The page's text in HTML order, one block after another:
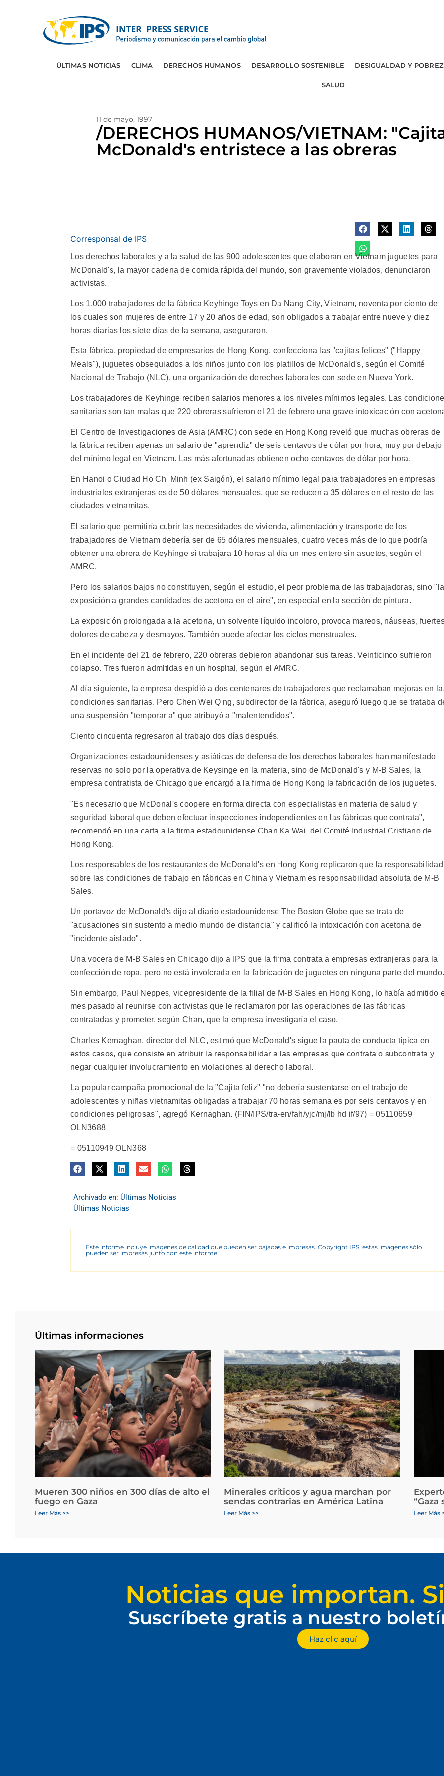
ÚLTIMAS NOTICIAS CLIMA DERECHOS HUMANOS DESARROLLO SOSTENIBLE DESIGUALDAD Y
SALUD
11 de mayo, 1997
/DERECHOS HUMANOS/VIETNAM:
McDonald's entristece a las obreras
Corresponsal de IPS
Los derechos laborales y a la salud de las 900 adolescentes que elaboran en Vietnam juguetes para
McDonald's, la mayor cadena de comida rápida del mundo, son gravemente violados, denunciaron
activistas.
Los 1.000 trabajadores de la fábrica Keyhinge Toys en Da Nang City, Vietnam, noventa por ciento de
los cuales son mujeres de entre 17 y 20 años de edad, son obligados a trabajar entre nueve y diez
horas diarias los siete días de la semana, aseguraron.
Esta fábrica, propiedad de empresarios de Hong Kong, confecciona las "cajitas felices" ("Happy
Meals"), juguetes obsequiados a los niños junto con los platillos de McDonald's, según el Comité
Nacional de Trabajo (NLC), una organización de derechos laborales con sede en Nueva York.
Los trabajadores de Keyhinge reciben salarios menores a los niveles mínimos legales. Las
sanitarias son tan malas que 220 obreras sufrieron el 21 de febrero una grave intoxicación con
El Centro de Investigaciones de Asia (AMRC) con sede en Hong Kong reveló que muchas obreras de
la fábrica reciben apenas un salario de "aprendiz" de seis centavos de dólar por hora, muy por debajo
del mínimo legal en Vietnam. Las más afortunadas obtienen ocho centavos de dólar por hora.
En Hanoi o Ciudad Ho Chi Minh (ex Saigón), el salario mínimo legal para trabajadores en empresas
industriales extranjeras es de 50 dólares mensuales, que se reducen a 35 dólares en el resto de las
ciudades vietnamitas.
El salario que permitiría cubrir las necesidades de vivienda, alimentación y transporte de los
trabajadores de Vietnam debería ser de 65 dólares mensuales, cuatro veces más de lo que podría
obtener una obrera de Keyhinge si trabajara 10 horas al día un mes entero sin asuetos, según el
AMRC.
Pero los salarios bajos no constituyen, según el estudio, el peor problema de las trabajadoras, sino "la
exposición a grandes cantidades de acetona en el aire", en especial en la sección de pintura.
La exposición prolongada a la acetona, un solvente líquido incoloro, provoca mareos, náuseas,
dolores de cabeza y desmayos. También puede afectar los ciclos menstruales.
En el incidente del 21 de febrero, 220 obreras debieron abandonar sus tareas. Veinticinco sufrieron
colapso. Tres fueron admitidas en un hospital, según el AMRC.
Al día siguiente, la empresa despidió a dos centenares de trabajadores que reclamaban mejoras en
condiciones sanitarias. Pero Chen Wei Qing, subdirector de la fábrica, aseguró luego que se trataba
una suspensión "temporaria" que atribuyó a "malentendidos".
Ciento cincuenta regresaron al trabajo dos días después.
Organizaciones estadounidenses y asiáticas de defensa de los derechos laborales han manifestado
reservas no solo por la operativa de Keysinge en la materia, sino de McDonald's y M-B Sales, la
empresa contratista de Chicago que encargó a la firma de Hong Kong la fabricación de los juguetes.
"Es necesario que McDonal's coopere en forma directa con especialistas en materia de salud y
seguridad laboral que deben efectuar inspecciones independientes en las fábricas que contrata",
recomendó en una carta a la firma estadounidense Chan Ka Wai, del Comité Industrial Cristiano de
Hong Kong.
Los responsables de los restaurantes de McDonald's en Hong Kong replicaron que la responsabilidad
sobre las condiciones de trabajo en fábricas en China y Vietnam es responsabilidad absoluta de M-B
Sales.
Un portavoz de McDonald's dijo al diario estadounidense The Boston Globe que se trata de
"acusaciones sin sustento a medio mundo de distancia" y calificó la intoxicación con acetona de
"incidente aislado".
Una vocera de M-B Sales en Chicago dijo a IPS que la firma contrata a empresas extranjeras para la
confección de ropa, pero no está involcrada en la fabricación de juguetes en ninguna parte del mundo.
Sin embargo, Paul Neppes, vicepresidente de la filial de M-B Sales en Hong Kong, lo había admitido
mes pasado al reunirse con activistas que le reclamaron por las operaciones de las fábricas
contratadas y prometer, según Chan, que la empresa investigaría el caso.
Charles Kernaghan, director del NLC, estimó que McDonald's sigue la pauta de conducta típica en
estos casos, que consiste en atribuir la responsabilidar a las empresas que contrata o subcontrata y
negar cualquier involucramiento en violaciones al derecho laboral.
La popular campaña promocional de la "Cajita feliz" "no debería sustentarse en el trabajo de
adolescentes y niñas vietnamitas obligadas a trabajar 70 horas semanales por seis centavos y en
condiciones peligrosas", agregó Kernaghan. (FIN/IPS/tra-en/fah/yjc/mj/lb hd if/97) = 05110659
OLN3688
= 05110949 OLN368
Archivado en: Últimas Noticias
Últimas Noticias
Este informe incluye imágenes de calidad que pueden ser bajadas e impresas. Copyright IPS, estas imágenes sólo
pueden ser impresas junto con este informe
Últimas informaciones
Mueren 300 niños en 300 días de alto el
fuego en Gaza
Leer Más >>
Minerales críticos y agua marchan por
sendas contrarias en América Latina
Leer Más >>
“Gaza
Leer Más
Noticias que importan.
Suscríbete gratis a nuestro
Haz clic aquí